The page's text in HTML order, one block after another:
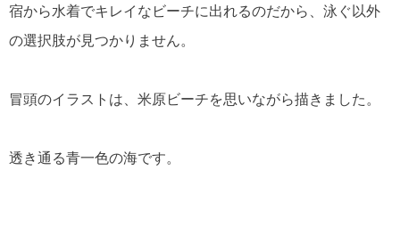
宿から水着でキレイなビーチに出れるのだから、泳ぐ以外
の選択肢が見つかりません。
冒頭のイラストは、米原ビーチを思いながら描きました。
透き通る青一色の海です。